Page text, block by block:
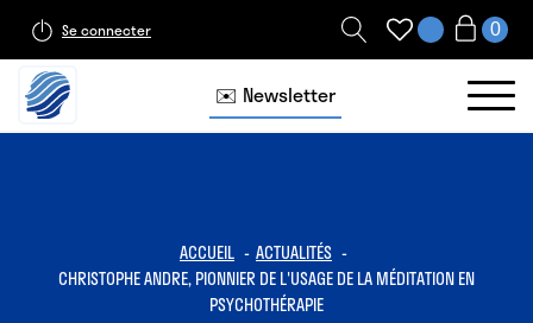
Se connecter
✉️ Newsletter
ACCUEIL
ACTUALITÉS
CHRISTOPHE ANDRE, PIONNIER DE L'USAGE DE LA MÉDITATION EN
PSYCHOTHÉRAPIE